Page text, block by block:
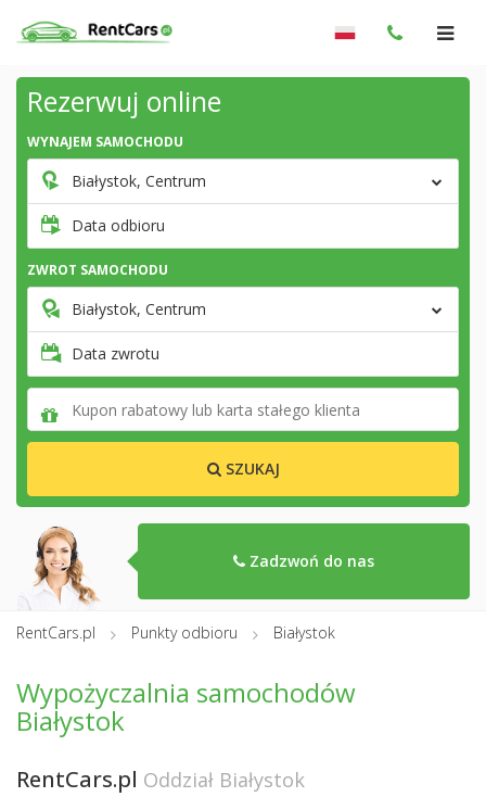
Rezerwuj online
WYNAJEM SAMOCHODU
Białystok, Centrum
Data odbioru
ZWROT SAMOCHODU
Białystok, Centrum
Data zwrotu
SZUKAJ
Zadzwoń do nas
RentCars.pl Punkty odbioru Białystok
Wypożyczalnia samochodów
Białystok
RentCars.pl Oddział Białystok